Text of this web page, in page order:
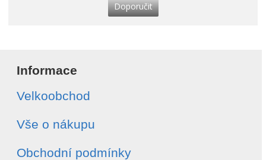
Doporučit
Informace
Velkoobchod
Vše o nákupu
Obchodní podmínky